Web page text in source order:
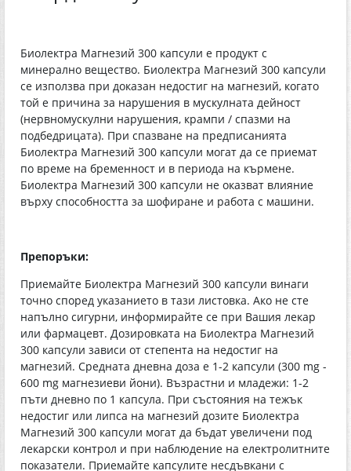
Биолектра Магнезий 300 капсули е продукт с
минерално вещество. Биолектра Магнезий 300 капсули
се използва при доказан недостиг на магнезий, когато
той е причина за нарушения в мускулната дейност
(нервномускулни нарушения, крампи / спазми на
подбедрицата). При спазване на предписанията
Биолектра Магнезий 300 капсули могат да се приемат
по време на бременност и в периода на кърмене.
Биолектра Магнезий 300 капсули не оказват влияние
върху способността за шофиране и работа с машини.
Препоръки:
Приемайте Биолектра Магнезий 300 капсули винаги
точно според указанието в тази листовка. Ако не сте
напълно сигурни, информирайте се при Вашия лекар
или фармацевт. Дозировката на Биолектра Магнезий
300 капсули зависи от степента на недостиг на
магнезий. Средната дневна доза е 1-2 капсули (300 mg -
600 mg магнезиеви йони). Възрастни и младежи: 1-2
пъти дневно по 1 капсула. При състояния на тежък
недостиг или липса на магнезий дозите Биолектра
Магнезий 300 капсули могат да бъдат увеличени под
лекарски контрол и при наблюдение на електролитните
показатели. Приемайте капсулите несдъвкани с